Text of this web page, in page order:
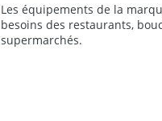
Les équipements de la
besoins des restaurants,
supermarchés.